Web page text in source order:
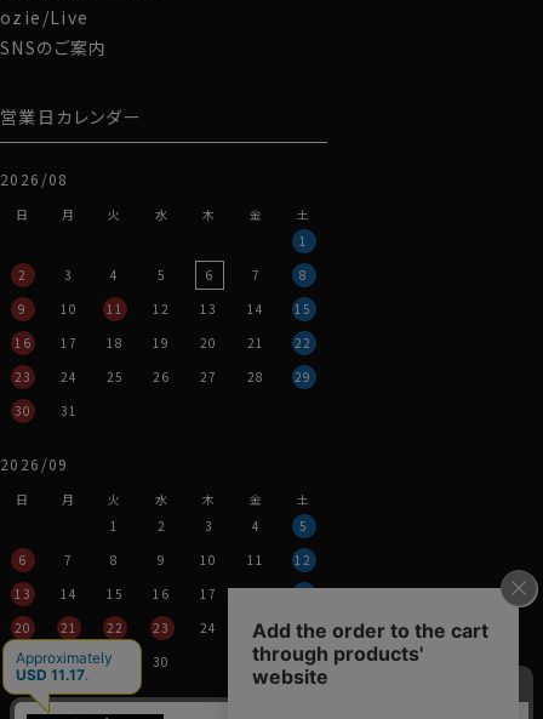
ozie/Live
SNSのご案内
営業日カレンダー
2026/08
日 月 火 水 木 金
土
1
2
3 4 5 6 7
8
9
10 11 12 13 14
15
16
17 18 19 20 21
22
23
24 25 26 27 28
29
30
31
2026/09
日 月 火 水 木 金
土
1
2 3 4
5
6
7 8 9 10 11
12
13
14 15 16 17 18
19
20
21 22 23 24 25
26
27
28 29 30
営業時間：平日11時～17時